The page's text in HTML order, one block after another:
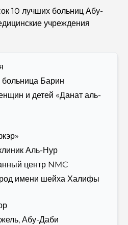
A Practical Comparison for
Дубае: подробное руководство
люкс для мужчин:
идеи для презентов.
подробное
Business Bay, Дубай: ваш
10 лучших больниц Абу-
учреждения
Барин
и детей «Данат аль-
Аль-Нур
центр NMC
имени шейха Халифы
Абу-Даби